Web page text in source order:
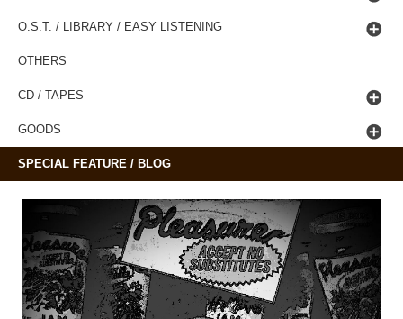
O.S.T. / LIBRARY / EASY LISTENING
OTHERS
CD / TAPES
GOODS
SPECIAL FEATURE / BLOG